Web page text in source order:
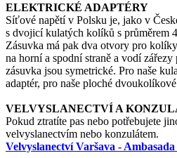
ELEKTRICKÉ ADAPTÉRY
Síťové napětí v Polsku je, jako v
s dvojicí kulatých kolíků s průměrem
Zásuvka má pak dva otvory pro
na horní a spodní straně a vodí zářezy
zásuvka jsou symetrické. Pro naše
adaptér, pro naše ploché
VELVYSLANECTVÍ A
Pokud ztratíte pas nebo potřebujete
velvyslanectvím nebo konzulátem.
Velvyslanectví Varšava -